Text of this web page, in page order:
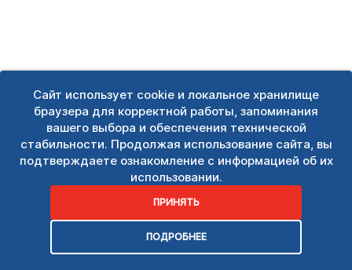
Сайт использует cookie и локальное хранилище
браузера для корректной работы, запоминания
вашего выбора и обеспечения технической
стабильности. Продолжая использование сайта, вы
подтверждаете ознакомление с информацией об их
использовании.
ПРИНЯТЬ
ПОДРОБНЕЕ